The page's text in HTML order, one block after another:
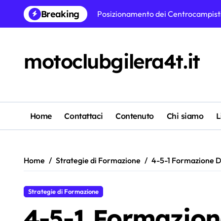
content
Breaking
Posizionamento dei
Posizionamento del Difensore
Formazione Difensiva 5-3-2:
Posizionamento Difensivo
Dinamiche Difensive di Squadra
motoclubgilera4t.it
Home Contattaci Contenuto Chi siamo
Home Strategie di Formazione 4-5-1 Formazione
Strategie di Formazione